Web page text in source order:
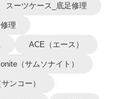
スーツケース_底足修理
理
ACE（エース）
（サムソナイト）
ンコー）